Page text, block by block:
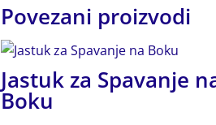
Povezani proizvodi
Jastuk za Spavanje
Boku